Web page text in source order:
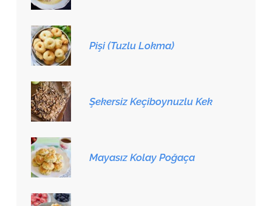
Pişi (Tuzlu Lokma)
Şekersiz Keçiboynuzlu Kek
Mayasız Kolay Poğaça